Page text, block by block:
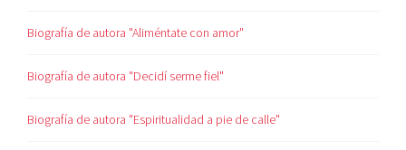
Biografía de autora "Aliméntate con amor"
Biografía de autora "Decidí serme fiel"
Biografía de autora "Espiritualidad a pie de calle"